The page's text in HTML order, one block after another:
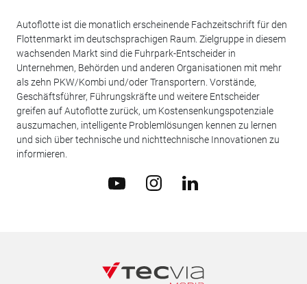
Autoflotte ist die monatlich erscheinende Fachzeitschrift für den
Flottenmarkt im deutschsprachigen Raum. Zielgruppe in diesem
wachsenden Markt sind die Fuhrpark-Entscheider in
Unternehmen, Behörden und anderen Organisationen mit mehr
als zehn PKW/Kombi und/oder Transportern. Vorstände,
Geschäftsführer, Führungskräfte und weitere Entscheider
greifen auf Autoflotte zurück, um Kostensenkungspotenziale
auszumachen, intelligente Problemlösungen kennen zu lernen
und sich über technische und nichttechnische Innovationen zu
informieren.